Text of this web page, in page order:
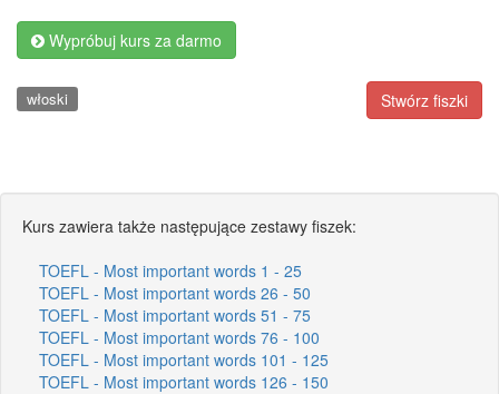
Wypróbuj kurs za darmo
Stwórz fiszki
włoski
Kurs zawiera także następujące zestawy fiszek:
TOEFL - Most important words 1 - 25
TOEFL - Most important words 26 - 50
TOEFL - Most important words 51 - 75
TOEFL - Most important words 76 - 100
TOEFL - Most important words 101 - 125
TOEFL - Most important words 126 - 150